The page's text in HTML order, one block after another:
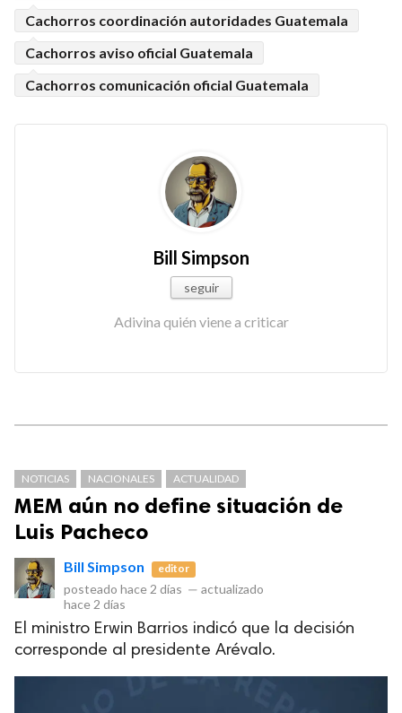
Cachorros coordinación autoridades Guatemala
Cachorros aviso oficial Guatemala
Cachorros comunicación oficial Guatemala
Bill Simpson
seguir
Adivina quién viene a criticar
NOTICIAS NACIONALES ACTUALIDAD
MEM aún no define situación de
Luis Pacheco
Bill Simpson editor
posteado hace 2 días — actualizado
hace 2 días
El ministro Erwin Barrios indicó que la decisión
corresponde al presidente Arévalo.